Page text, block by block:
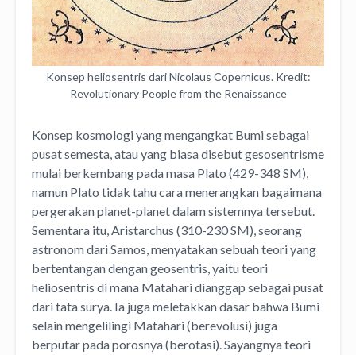
Konsep heliosentris dari Nicolaus Copernicus. Kredit:
Revolutionary People from the Renaissance
Konsep kosmologi yang mengangkat Bumi sebagai
pusat semesta, atau yang biasa disebut gesosentrisme
mulai berkembang pada masa Plato (429-348 SM),
namun Plato tidak tahu cara menerangkan bagaimana
pergerakan planet-planet dalam sistemnya tersebut.
Sementara itu, Aristarchus (310-230 SM), seorang
astronom dari Samos, menyatakan sebuah teori yang
bertentangan dengan geosentris, yaitu teori
heliosentris di mana Matahari dianggap sebagai pusat
dari tata surya. Ia juga meletakkan dasar bahwa Bumi
selain mengelilingi Matahari (berevolusi) juga
berputar pada porosnya (berotasi). Sayangnya teori